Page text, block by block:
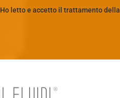
Ho letto e accetto il trattamento della